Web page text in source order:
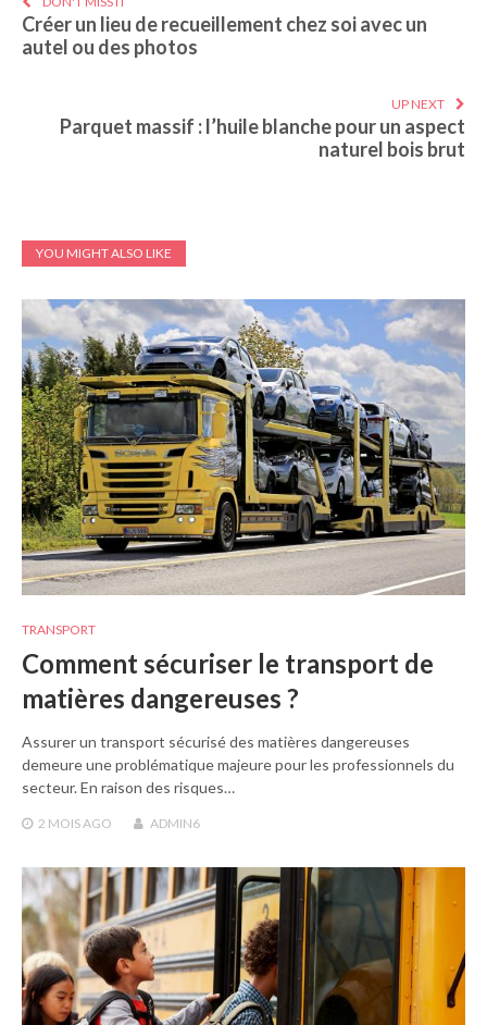
Créer un lieu de recueillement chez soi avec un
autel ou des photos
UP NEXT
Parquet massif : l’huile blanche pour un aspect
naturel bois brut
YOU MIGHT ALSO LIKE
TRANSPORT
Comment sécuriser le transport de
matières dangereuses ?
Assurer un transport sécurisé des matières dangereuses
demeure une problématique majeure pour les professionnels du
secteur. En raison des risques…
2 MOISAGO ADMIN6